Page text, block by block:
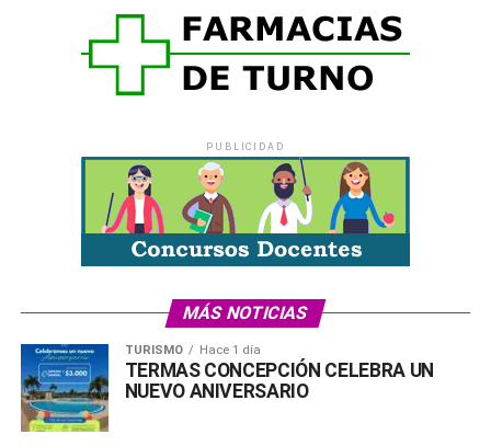
Consultas: polotecnologicolanube@gmail.com
WhatsApp: 3442 550836
WhatsApp
PUBLICIDAD
MÁS NOTICIAS
TURISMO Hace 1 día
TERMAS CONCEPCIÓN CELEBRA UN
NUEVO ANIVERSARIO